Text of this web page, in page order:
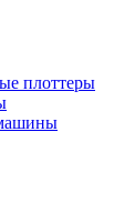
плоттеры